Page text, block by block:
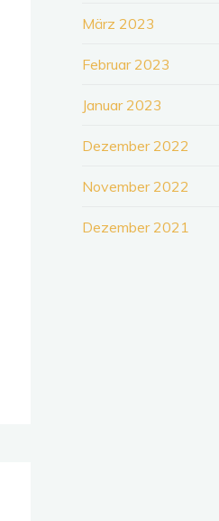
März 2023
Februar 2023
Januar 2023
Dezember 2022
November 2022
Dezember 2021